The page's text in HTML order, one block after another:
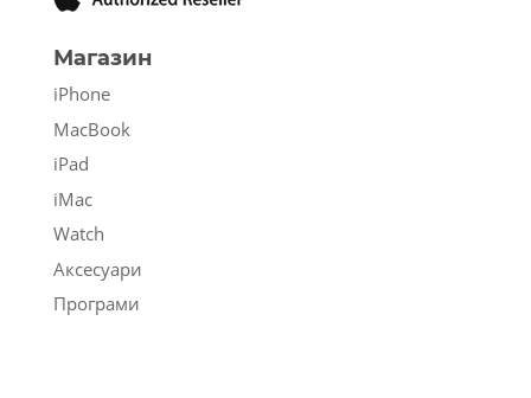
Магазин
iPhone
MacBook
iPad
iMac
Watch
Аксесуари
Програми